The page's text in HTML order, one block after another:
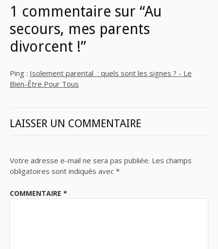
1 commentaire sur “Au
secours, mes parents
divorcent !”
Ping : Isolement parental : quels sont les signes ? - Le
Bien-Être Pour Tous
LAISSER UN COMMENTAIRE
Votre adresse e-mail ne sera pas publiée. Les champs
obligatoires sont indiqués avec *
COMMENTAIRE *